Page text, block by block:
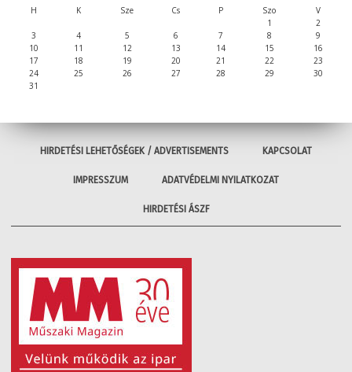
H K Sze Cs P Szo
V
1
2
3
4 5 6 7 8
9
10
11 12 13 14 15
16
17
18 19 20 21 22
23
24
25 26 27 28 29
30
31
HIRDETÉSI LEHETŐSÉGEK / ADVERTISEMENTS KAPCSOLAT
IMPRESSZUM ADATVÉDELMI NYILATKOZAT
HIRDETÉSI ÁSZF